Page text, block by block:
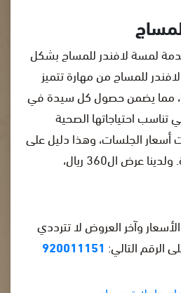
لمسة لافندر للمساج بشكل
للمساج من مهارة تتميز
مما يضمن حصول كل سيدة في
تناسب احتياجاتها الصحية
أسعار الجلسات، وهذا دليل على
مرونة التعامل مع مهارة. ولدينا عرض ال360 ريال،
وآخر العروض لا تترددي
الرقم التالي: 920011151